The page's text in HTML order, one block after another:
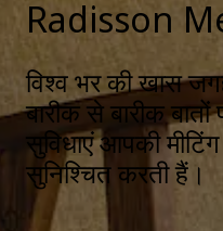
Radisson
विश्व भर की खास
बारीक से बारीक
सुविधाएं आपकी
सुनिश्चित करती हैं।